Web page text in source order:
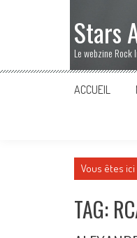
Stars
Le webzine Rock
ACCUEIL
Vous êtes ici
TAG: